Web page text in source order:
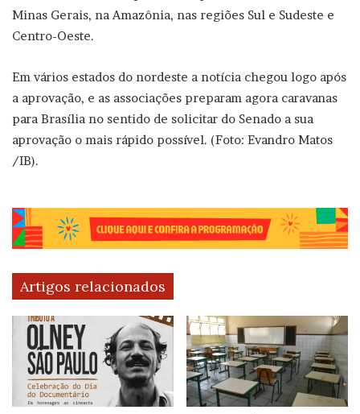
Minas Gerais, na Amazônia, nas regiões Sul e Sudeste e
Centro-Oeste.
Em vários estados do nordeste a notícia chegou logo após
a aprovação, e as associações preparam agora caravanas
para Brasília no sentido de solicitar do Senado a sua
aprovação o mais rápido possível. (Foto: Evandro Matos
/IB).
Artigos relacionados